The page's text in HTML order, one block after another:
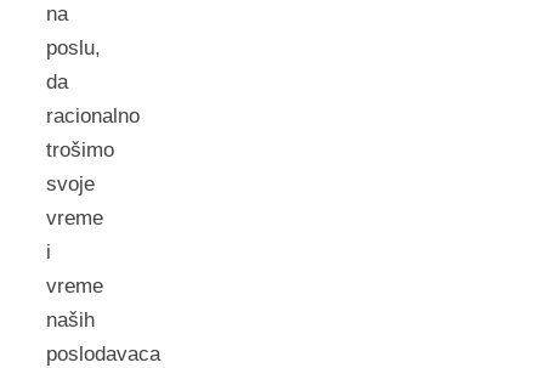
na
poslu,
da
racionalno
trošimo
svoje
vreme
i
vreme
naših
poslodavaca